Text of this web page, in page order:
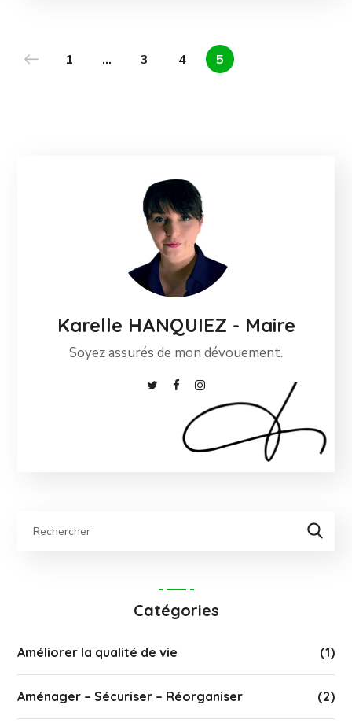
1 … 3 4 5
Karelle HANQUIEZ - Maire
Soyez assurés de mon dévouement.
Catégories
Améliorer la qualité de vie (1)
Aménager – Sécuriser – Réorganiser (2)